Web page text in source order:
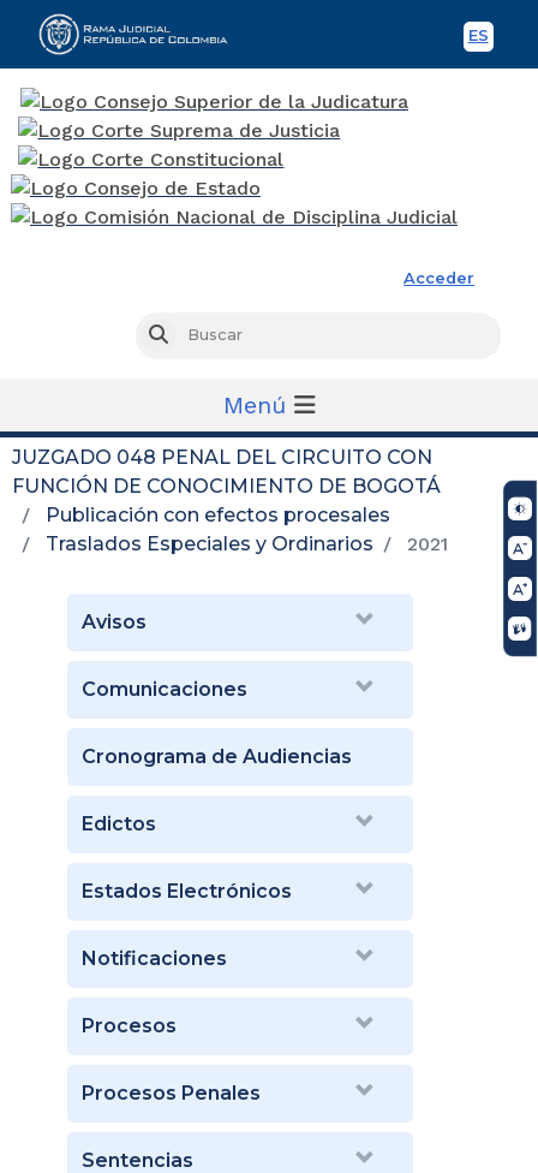
ES
Acceder
Buscar
Menú
JUZGADO 048 PENAL DEL CIRCUITO CON
FUNCIÓN DE CONOCIMIENTO DE BOGOTÁ
Publicación con efectos procesales
Traslados Especiales y Ordinarios
2021
Avisos
Comunicaciones
Cronograma de Audiencias
Edictos
Estados Electrónicos
Notificaciones
Procesos
Procesos Penales
Sentencias